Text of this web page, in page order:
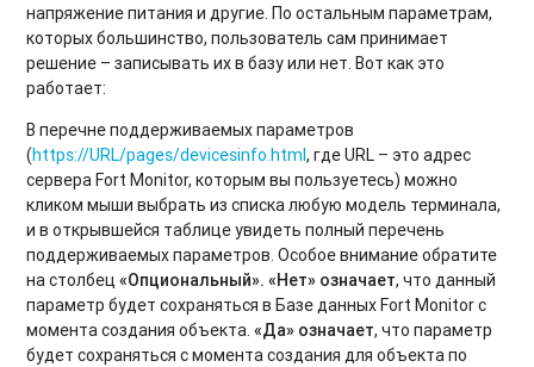
напряжение питания и другие. По остальным параметрам,
которых большинство, пользователь сам принимает
решение – записывать их в базу или нет. Вот как это
работает:
В перечне поддерживаемых параметров
(https://URL/pages/devicesinfo.html, где URL – это адрес
сервера Fort Monitor, которым вы пользуетесь) можно
кликом мыши выбрать из списка любую модель терминала,
и в открывшейся таблице увидеть полный перечень
поддерживаемых параметров. Особое внимание обратите
на столбец«Опциональный». «Нет» означает, что данный
параметр будет сохраняться в Базе данных Fort Monitor с
момента создания объекта.«Да» означает, что параметр
будет сохраняться с момента создания для объекта по